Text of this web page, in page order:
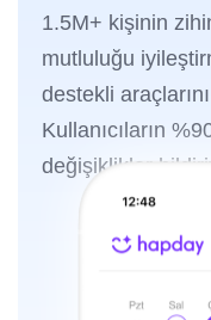
1.5M+ kişinin
mutluluğu
destekli
Kullanıcıların
değişiklikler